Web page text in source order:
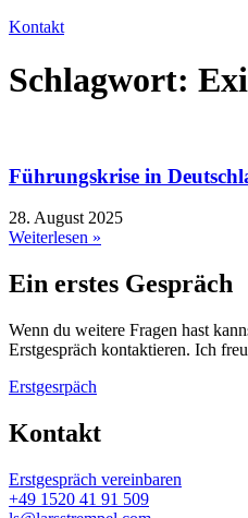
Kontakt
Schlagwort:
Führungskrise in
28. August 2025
Weiterlesen »
Ein erstes Gespräch
Wenn du weitere Fragen hast
Erstgespräch kontaktieren. Ich
Erstgesrpäch
Kontakt
Erstgespräch vereinbaren
+49 1520 41 91 509